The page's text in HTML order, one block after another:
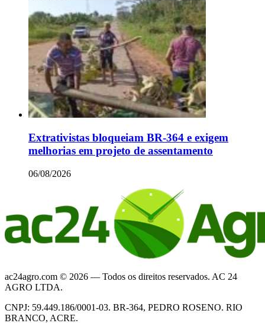
Extrativistas bloqueiam BR-364 e exigem
melhorias em projeto de assentamento
06/08/2026
ac24agro.com © 2026 — Todos os direitos reservados. AC 24
AGRO LTDA.
CNPJ: 59.449.186/0001-03. BR-364, PEDRO ROSENO. RIO
BRANCO, ACRE.